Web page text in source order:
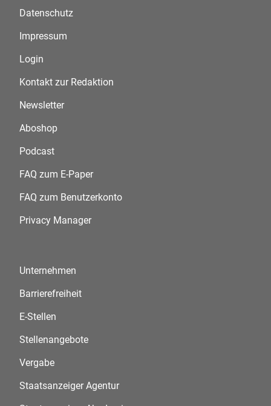
Datenschutz
Impressum
Login
Kontakt zur Redaktion
Newsletter
Aboshop
Podcast
FAQ zum E-Paper
FAQ zum Benutzerkonto
Privacy Manager
Unternehmen
Barrierefreiheit
E-Stellen
Stellenangebote
Vergabe
Staatsanzeiger Agentur